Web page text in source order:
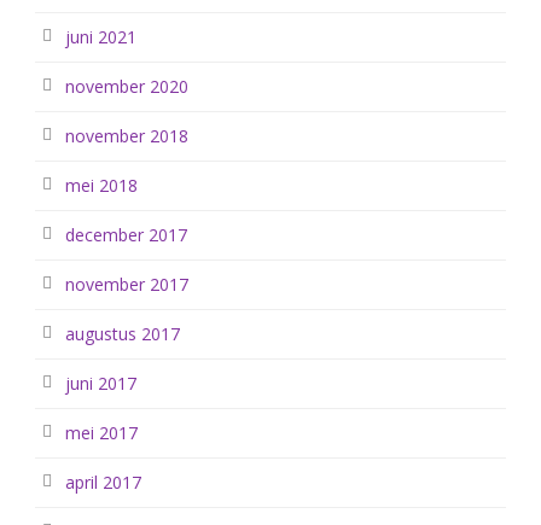
juni 2021
november 2020
november 2018
mei 2018
december 2017
november 2017
augustus 2017
juni 2017
mei 2017
april 2017